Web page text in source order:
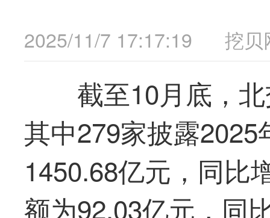
2025/11/7 17:17:19 挖贝
截至10月底，
其中279家披露
1450.68亿元，同比
额为92.03亿元，同